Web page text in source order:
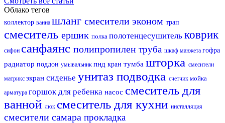
Облако тегов
коллектор ванна шланг смесители эконом трап
смеситель ершик полка полотенцесушитель коврик
сифон санфаянс полипропилен труба шкаф манжета гофра
радиатор поддон умывальник пнд кран тумба шторка смесители
матрикс экран сиденье унитаз подводка счетчик мойка
арматура горшок для ребенка насос смеситель для
ванной люк смеситель для кухни инсталляция
смесители самара прокладка